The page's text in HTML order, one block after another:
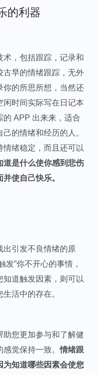
的利器
术，包括跟踪，记录和
古早的情绪跟踪，无外
你的所思所想，当然还
闲时间实际写在日记本
的 APP 出来来，适合
的情绪和经历的人。
绪稳定，而且还可以
道是什么使你感到悲伤
使自己快乐。
出引发不良情绪的原
发”你不开心的事情，
知道触发因素，则可以
活中的存在。
助您更加参与和了解健
感觉保持一致。情绪跟
为知道哪些因素会使您